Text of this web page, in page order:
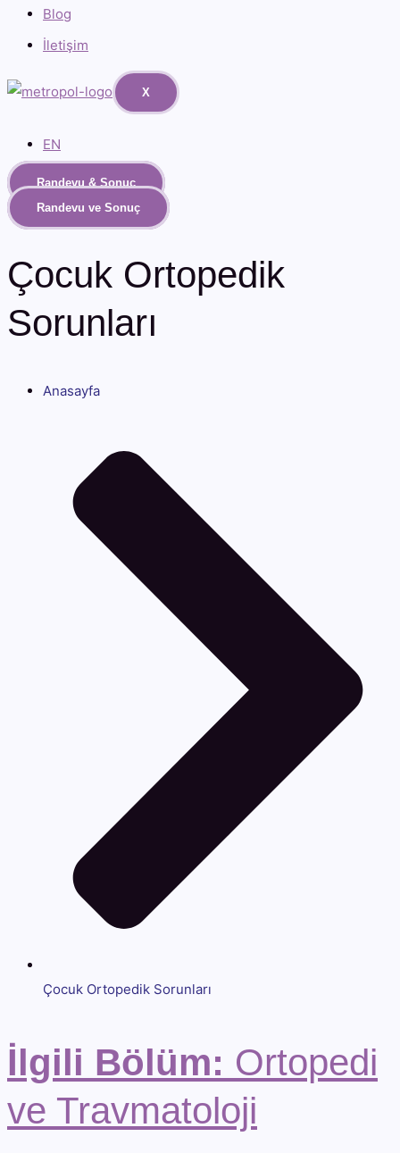
Blog
İletişim
X
EN
Randevu & Sonuç
Randevu ve Sonuç
Çocuk Ortopedik
Sorunları
Anasayfa
Çocuk Ortopedik Sorunları
İlgili Bölüm: Ortopedi
ve Travmatoloji